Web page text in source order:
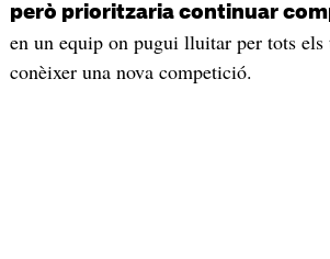
però prioritzaria continuar
en un equip on pugui lluitar per tots
conèixer una nova competició.